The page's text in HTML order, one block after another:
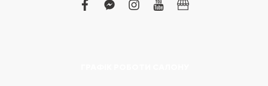
facebook
facebook-
instagram
youtubebusiness